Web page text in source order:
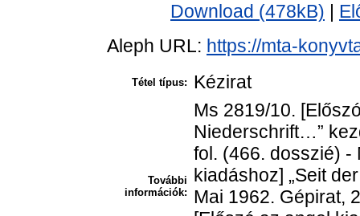
Download (478kB)
Aleph URL: https://mta-
Tétel típus: Kézirat
További
információk:
Ms 2819/10.
Niederschrift…”
fol. (466. dosszié) -
kiadáshoz] „Seit
Mai 1962. Gépirat,